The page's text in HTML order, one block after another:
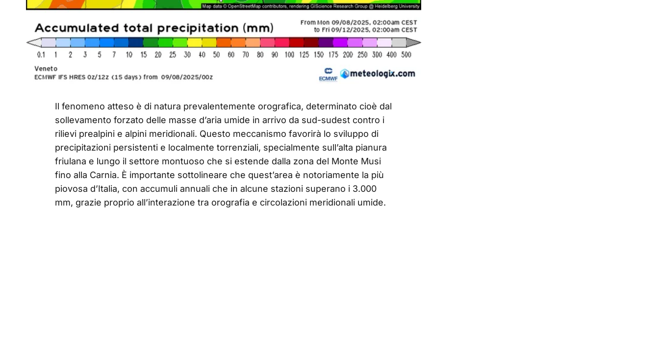
Il fenomeno atteso è di natura prevalentemente orografica, determinato cioè dal
sollevamento forzato delle masse d’aria umide in arrivo da sud-sudest contro i
rilievi prealpini e alpini meridionali. Questo meccanismo favorirà lo sviluppo di
precipitazioni persistenti e localmente torrenziali, specialmente sull’alta pianura
friulana e lungo il settore montuoso che si estende dalla zona del Monte Musi
fino alla Carnia. È importante sottolineare che quest’area è notoriamente la più
piovosa d’Italia, con accumuli annuali che in alcune stazioni superano i 3.000
mm, grazie proprio all’interazione tra orografia e circolazioni meridionali umide.